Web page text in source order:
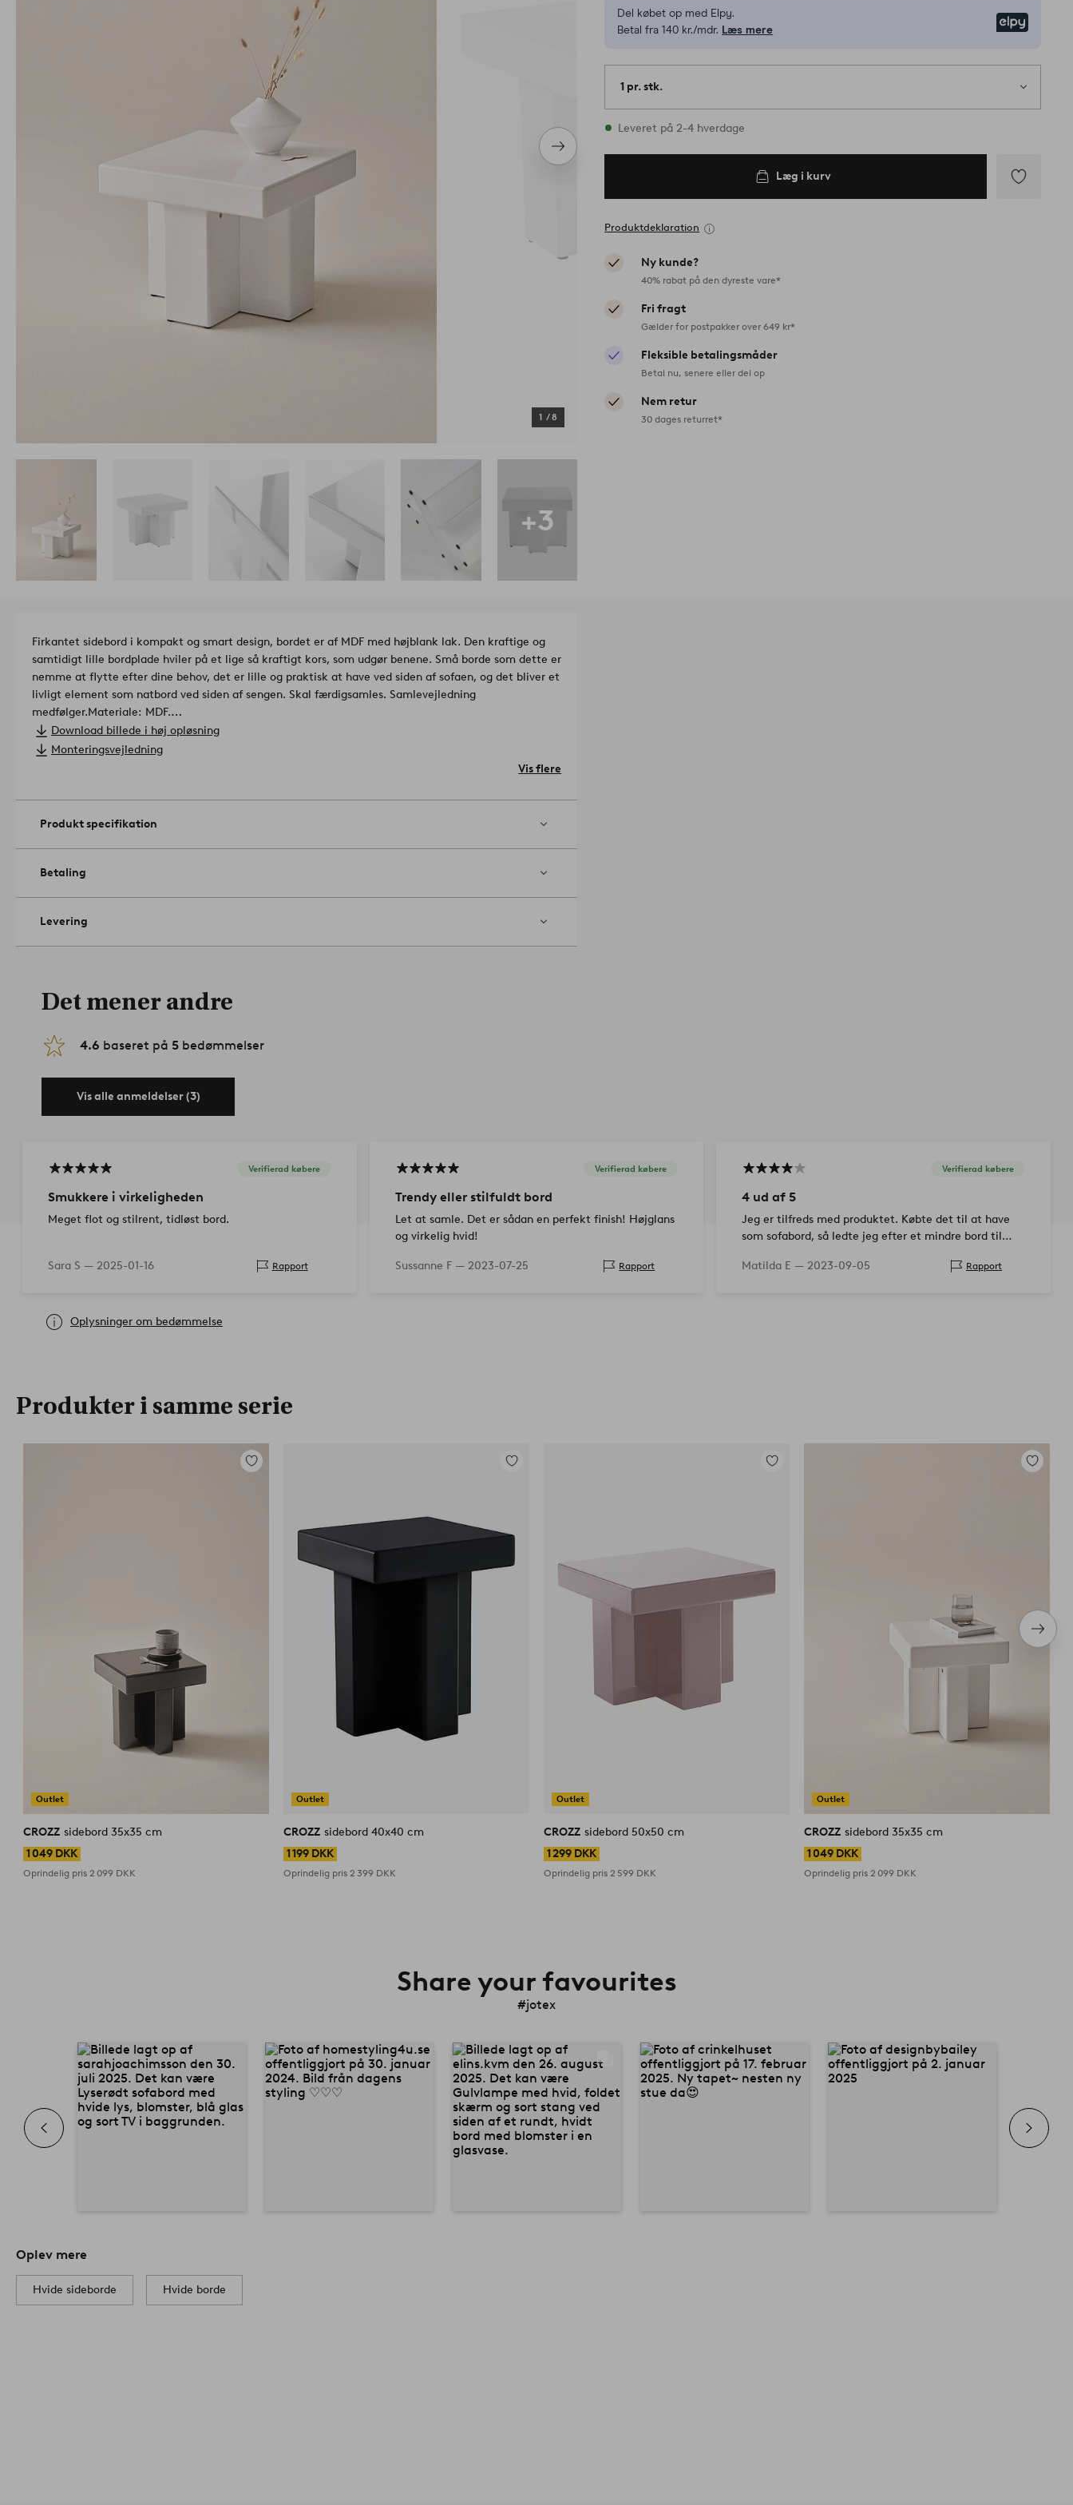
Næste
produkt
1 /8
Del købet op med Elpy.
Betal fra 140 kr./mdr. Læs mere
1 pr. stk.
På lager
Leveret på 2-4 hverdage
Læg i kurv
Produktdeklaration
Ny kunde?
40% rabat på den dyreste vare*
Fri fragt
Gælder for postpakker over 649 kr*
Fleksible betalingsmåder
Betal nu, senere eller del op
Nem retur
30 dages returret*
+3
Firkantet sidebord i kompakt og smart design, bordet er af MDF med højblank lak. Den kraftige og
samtidigt lille bordplade hviler på et lige så kraftigt kors, som udgør benene. Små borde som dette er
nemme at flytte efter dine behov, det er lille og praktisk at have ved siden af sofaen, og det bliver et
livligt element som natbord ved siden af sengen. Skal færdigsamles. Samlevejledning
medfølger.Materiale: MDF.
Størrelse: Højde 40 cm, bordplade 50x50 cm. Højde bordplade 8 cm, ben tykkelse 14 cm.
Rengøring: Aftørres med en let fugtet klud.
Artikelnummer: 1676478-
Download billede i høj opløsning
Monteringsvejledning
Vis flere
Produkt specifikation
Betaling
Levering
Det mener andre
4.6 baseret på 5 bedømmelser
Vis alle anmeldelser (3)
Verifierad købere
Smukkere i virkeligheden
Meget flot og stilrent, tidløst bord.
Sara S — 2025-01-16 Rapport
Verifierad købere
Trendy eller stilfuldt bord
Let at samle. Det er sådan en perfekt finish! Højglans
og virkelig hvid!
Sussanne F — 2023-07-25 Rapport
Verifierad købere
4 ud af 5
Jeg er tilfreds med produktet. Købte det til at have
som sofabord, så ledte jeg efter et mindre bord til
end jeg forestillede mig; hvilket er…
Matilda E — 2023-09-05 Rapport
Oplysninger om bedømmelse
Produkter i samme serie
Outlet
Tilføj
CROZZ sidebord 35x35 cm
1 049 DKK
Oprindelig pris 2 099 DKK
Outlet
Tilføj
CROZZ sidebord 40x40 cm
1 199 DKK
Oprindelig pris 2 399 DKK
Outlet
Tilføj
CROZZ sidebord 50x50 cm
1 299 DKK
Oprindelig pris 2 599 DKK
Outlet
Tilføj
CROZZ sidebord 35x35 cm
1 049 DKK
Oprindelig pris 2 099 DKK
Næste
Share your favourites
#jotex
Oplev mere
Hvide sideborde Hvide borde